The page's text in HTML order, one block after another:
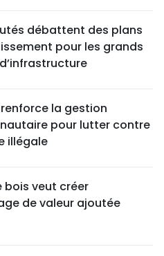
débattent des plans
pour les grands
renforce la gestion
pour lutter contre
illégale
bois veut créer
de valeur ajoutée